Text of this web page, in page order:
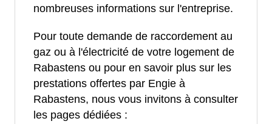
nombreuses informations sur l'entreprise.
Pour toute demande de raccordement au
gaz ou à l'électricité de votre logement de
Rabastens ou pour en savoir plus sur les
prestations offertes par Engie à
Rabastens, nous vous invitons à consulter
les pages dédiées :